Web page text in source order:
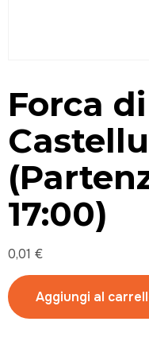
Forca
17:00)
0,01 €
Aggiungi al